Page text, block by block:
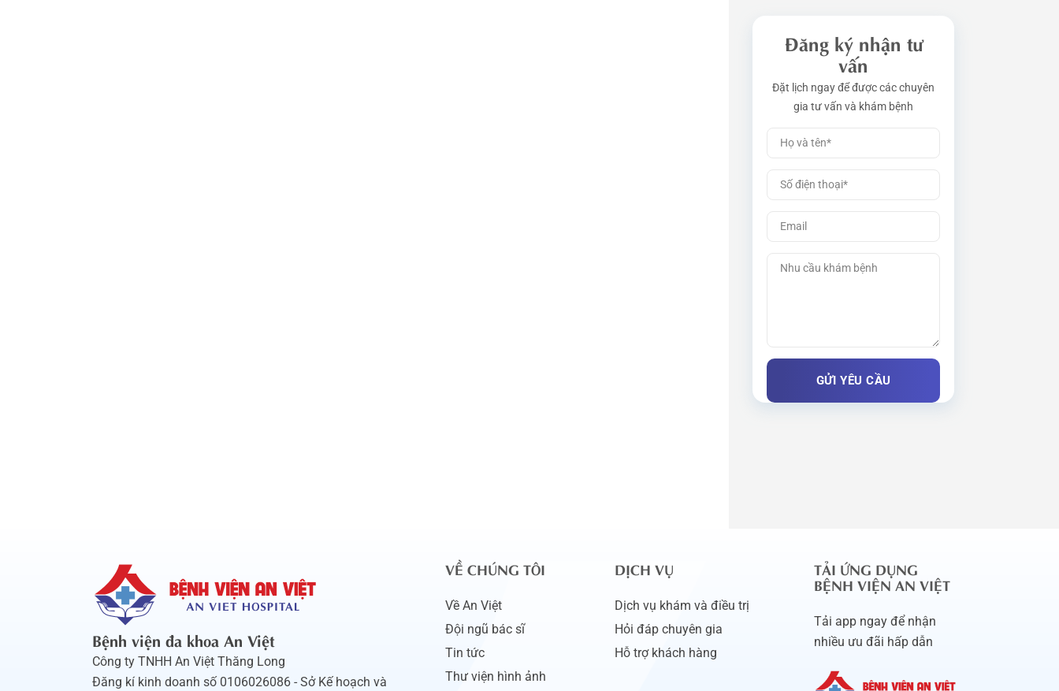
Đăng ký nhận tư
vấn
Đặt lịch ngay để được các chuyên
gia tư vấn và khám bệnh
Bệnh viện đa khoa An Việt
Công ty TNHH An Việt Thăng Long
Đăng kí kinh doanh số 0106026086 - Sở Kế hoạch và
VỀ CHÚNG TÔI
Về An Việt
Đội ngũ bác sĩ
Tin tức
Thư viện hình ảnh
DỊCH VỤ
Dịch vụ khám và điều trị
Hỏi đáp chuyên gia
Hỗ trợ khách hàng
TẢI ỨNG DỤNG
BỆNH VIỆN AN VIỆT
Tải app ngay để nhận
nhiều ưu đãi hấp dẫn